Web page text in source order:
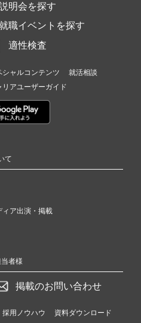
明会を探す
就職イベントを探す
適性検査
シャルコンテンツ
就活相談
リアユーザーガイド
て
ィア出演・掲載
者様
掲載のお問い合わせ
採用ノウハウ 資料ダウンロード